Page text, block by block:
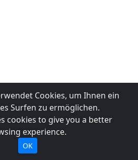
Cookies, um Ihnen ein
Surfen zu ermöglichen.
cookies to give you a better
experience.
OK